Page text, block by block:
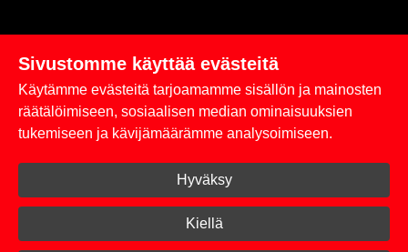
Linkit
Rekisteriseloste
Toimitus- ja maksuehdot
Kirjaudu sisään
Sivustomme käyttää evästeitä
Käytämme evästeitä tarjoamamme sisällön ja mainosten
räätälöimiseen, sosiaalisen median ominaisuuksien
tukemiseen ja kävijämäärämme analysoimiseen.
Hyväksy
Kiellä